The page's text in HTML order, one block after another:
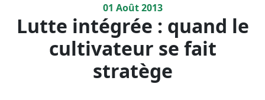
01 Août2013
Lutte intégrée : quand le
cultivateur se fait
stratège